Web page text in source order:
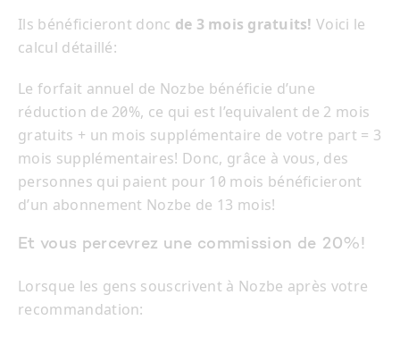
Ils bénéficieront donc de 3 mois gratuits! Voici le
calcul détaillé:
Le forfait annuel de Nozbe bénéficie d’une
réduction de 20%, ce qui est l’equivalent de 2 mois
gratuits + un mois supplémentaire de votre part = 3
mois supplémentaires! Donc, grâce à vous, des
personnes qui paient pour 10 mois bénéficieront
d’un abonnement Nozbe de 13 mois!
Et vous percevrez une commission de 20%!
Lorsque les gens souscrivent à Nozbe après votre
recommandation: